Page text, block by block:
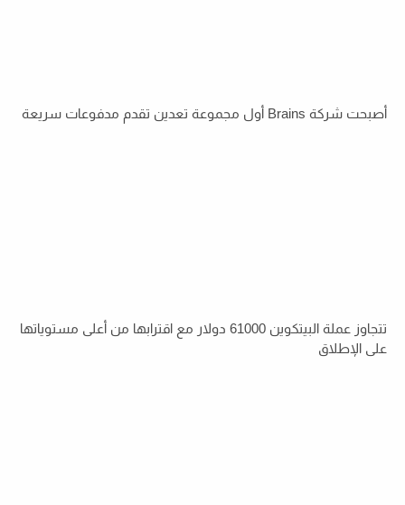
أصبحت شركة Brains أول مجموعة تعدين تقدم مدفوعات سريعة
تتجاوز عملة البيتكوين 61000 دولار مع اقترابها من أعلى مستوياتها
على الإطلاق